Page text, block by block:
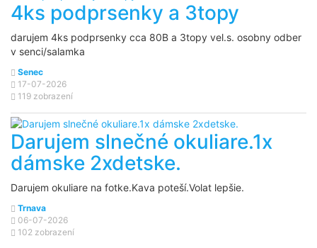
4ks podprsenky a 3topy
darujem 4ks podprsenky cca 80B a 3topy vel.s. osobny odber
v senci/salamka
Senec
17-07-2026
119 zobrazení
Darujem slnečné okuliare.1x
dámske 2xdetske.
Darujem okuliare na fotke.Kava poteší.Volat lepšie.
Trnava
06-07-2026
102 zobrazení